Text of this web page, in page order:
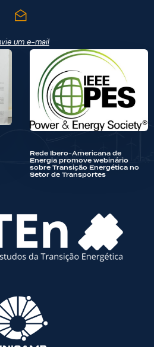
um e-mail
Rede Ibero-Americana de
Energia promove webinário
sobre Transição Energética no
Setor de Transportes